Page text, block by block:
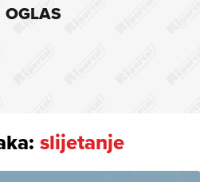
OGLAS
slijetanje